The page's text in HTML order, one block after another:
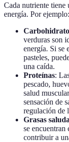
Cada nutriente tiene
energía. Por ejemplo:
verduras son
energía. Si se
pasteles,
una caída.
Proteínas:
pescado,
salud
sensación de
regulación de
Grasas
se encuentran
contribuir a